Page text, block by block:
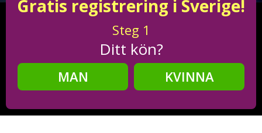
Gratis registrering i Sverige!
Steg 1
Ditt kön?
MAN
KVINNA
Steg2